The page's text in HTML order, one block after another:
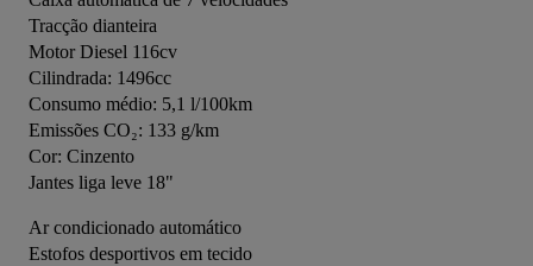
Tracção dianteira
Motor Diesel 116cv
Cilindrada: 1496cc
Consumo médio: 5,1 l/100km
Emissões CO₂: 133 g/km
Cor: Cinzento
Jantes liga leve 18"
Ar condicionado automático
Estofos desportivos em tecido